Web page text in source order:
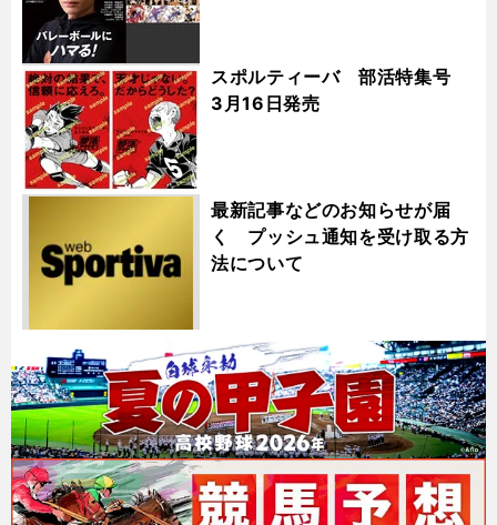
スポルティーバ 部活特集号
3月16日発売
最新記事などのお知らせが届
く プッシュ通知を受け取る方
法について